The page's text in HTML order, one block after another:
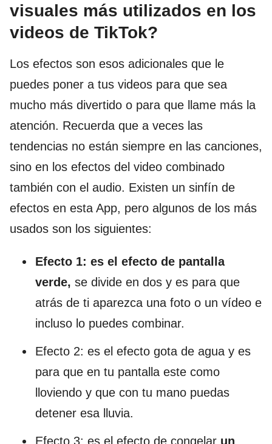
visuales más utilizados en los
videos de TikTok?
Los efectos son esos adicionales que le
puedes poner a tus videos para que sea
mucho más divertido o para que llame más la
atención. Recuerda que a veces las
tendencias no están siempre en las canciones,
sino en los efectos del video combinado
también con el audio. Existen un sinfín de
efectos en esta App, pero algunos de los más
usados son los siguientes:
Efecto 1: es el efecto de pantalla
verde, se divide en dos y es para que
atrás de ti aparezca una foto o un vídeo e
incluso lo puedes combinar.
Efecto 2: es el efecto gota de agua y es
para que en tu pantalla este como
lloviendo y que con tu mano puedas
detener esa lluvia.
Efecto 3: es el efecto de congelar un